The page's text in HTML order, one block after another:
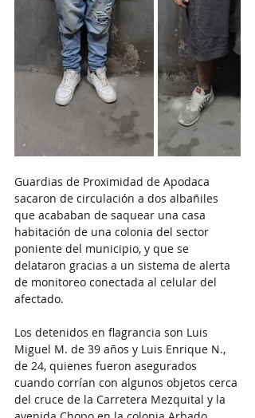
Guardias de Proximidad de Apodaca
sacaron de circulación a dos albañiles
que acababan de saquear una casa
habitación de una colonia del sector
poniente del municipio, y que se
delataron gracias a un sistema de alerta
de monitoreo conectada al celular del
afectado.
Los detenidos en flagrancia son Luis
Miguel M. de 39 años y Luis Enrique N.,
de 24, quienes fueron asegurados
cuando corrían con algunos objetos cerca
del cruce de la Carretera Mezquital y la